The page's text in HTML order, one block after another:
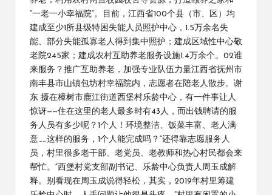
“一老一小幸福院”。目前，江西省100个县（市、区）均
建成至少1所县级特困失能人员照护中心，1.5万余名失
能、部分失能孤寡老人得到集中照护；建成区域性中心敬
老院245家；建成农村互助养老服务设施1.4万余个。02谁
来服务？推广互助养老，加强专业队伍力量江西省抚州市
南丰县市山镇包坊村幸福院内，志愿者在陪老人散步。谢
东 摄在樟树市鹿江街道西堡村乐龄中心，有一件事让人
惊讶——住在这里的老人最多时有43人，而出钱聘请的服
务人员有多少呢？1个人！环境整洁、饭菜丰富、老人满
意……这样的服务，1个人能完成吗？“还得靠志愿服务人
员，村里很多老干部、老党员、老教师和热心村民都会来
帮忙。”西堡村党支部副书记、乐龄中心负责人周玉成解
释。别看现在周玉成说得轻松，其实，2019年村里筹建